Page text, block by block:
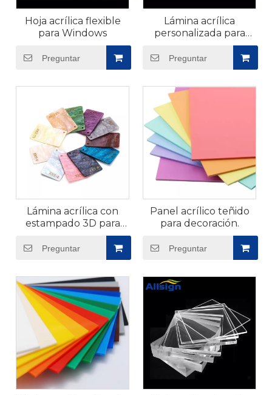
Hoja acrílica flexible
para Windows
Preguntar
Lámina acrílica
personalizada para
Preguntar
Lámina acrílica con
estampado 3D para
Preguntar
Panel acrílico teñido
para decoración.
Preguntar